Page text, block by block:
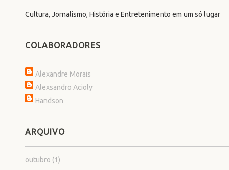
Cultura, Jornalismo, História e Entretenimento em um só lugar
COLABORADORES
Alexandre Morais
Alexsandro Acioly
Handson
ARQUIVO
outubro (1)